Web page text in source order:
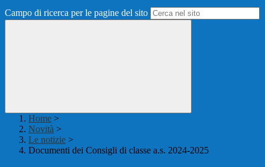
Campo di ricerca per le pagine del sito
Home >
Novità >
Le notizie >
Documenti dei Consigli di classe a.s. 2024-2025